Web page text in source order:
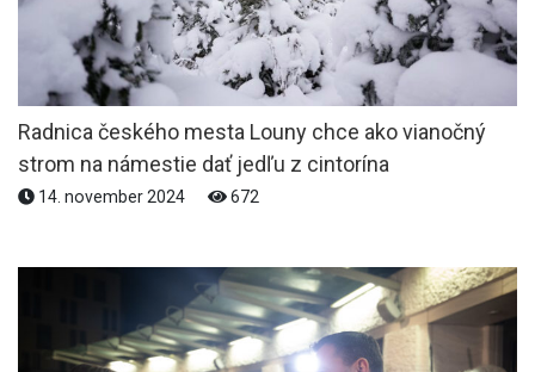
Radnica českého mesta Louny chce ako vianočný
strom na námestie dať jedľu z cintorína
14. november 2024 672